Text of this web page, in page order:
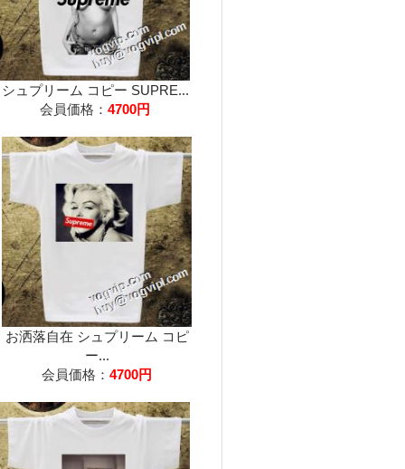
シュプリーム コピー SUPRE...
会員価格： 4700円
お洒落自在 シュプリーム コピ
ー...
会員価格： 4700円